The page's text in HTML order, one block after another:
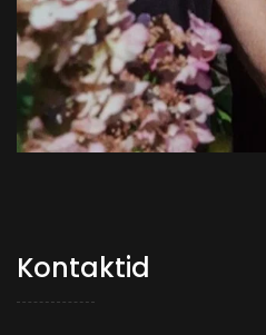
Kontaktid